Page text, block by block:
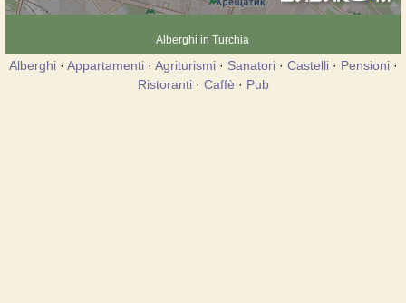
Alberghi in Turchia
Alberghi· Appartamenti· Agriturismi· Sanatori· Castelli· Pensioni·
Ristoranti· Caffè · Pub